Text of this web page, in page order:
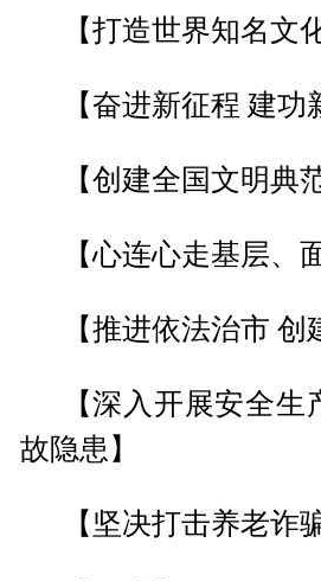
【打造世界知名文
【奋进新征程 建功
【创建全国文明典
【心连心走基层、
【推进依法治市
【深入开展安全
故隐患】
【坚决打击养老诈